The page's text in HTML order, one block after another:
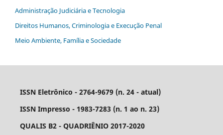
Administração Judiciária e Tecnologia
Direitos Humanos, Criminologia e Execução Penal
Meio Ambiente, Família e Sociedade
ISSN Eletrônico - 2764-9679 (n. 24 - atual)
ISSN Impresso - 1983-7283 (n. 1 ao n. 23)
QUALIS B2 - QUADRIÊNIO 2017-2020